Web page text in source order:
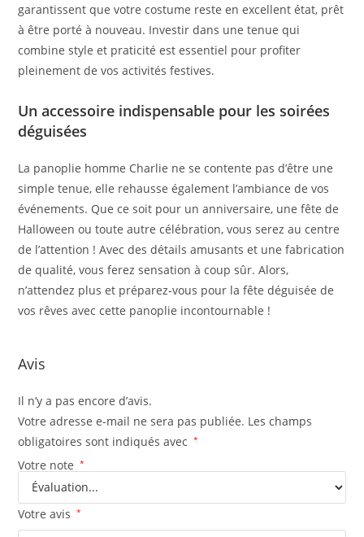
garantissent que votre costume reste en excellent état, prêt
à être porté à nouveau. Investir dans une tenue qui
combine style et praticité est essentiel pour profiter
pleinement de vos activités festives.
Un accessoire indispensable pour les soirées
déguisées
La panoplie homme Charlie ne se contente pas d’être une
simple tenue, elle rehausse également l’ambiance de vos
événements. Que ce soit pour un anniversaire, une fête de
Halloween ou toute autre célébration, vous serez au centre
de l’attention ! Avec des détails amusants et une fabrication
de qualité, vous ferez sensation à coup sûr. Alors,
n’attendez plus et préparez-vous pour la fête déguisée de
vos rêves avec cette panoplie incontournable !
Avis
Il n’y a pas encore d’avis.
Votre adresse e-mail ne sera pas publiée. Les champs
obligatoires sont indiqués avec
*
Votre note *
Votre avis *